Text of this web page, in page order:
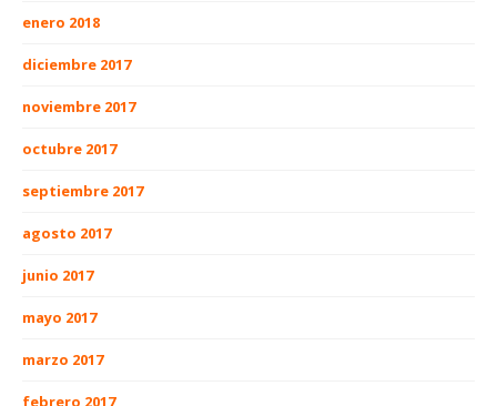
enero 2018
diciembre 2017
noviembre 2017
octubre 2017
septiembre 2017
agosto 2017
junio 2017
mayo 2017
marzo 2017
febrero 2017